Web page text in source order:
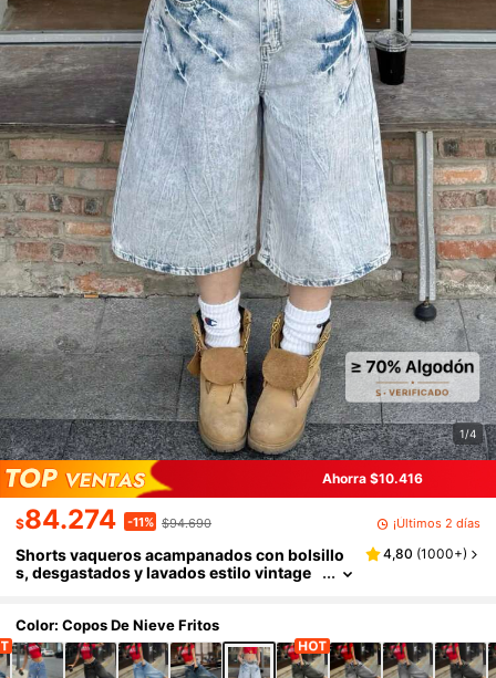
1/4
Ahorra $10.416
$84.274 -11% $94.690 ¡Últimos 2 días
Shorts vaqueros acampanados con bolsillo
s, desgastados y lavados estilo vintage
4,80 (1000+)
Color: Copos De Nieve Fritos